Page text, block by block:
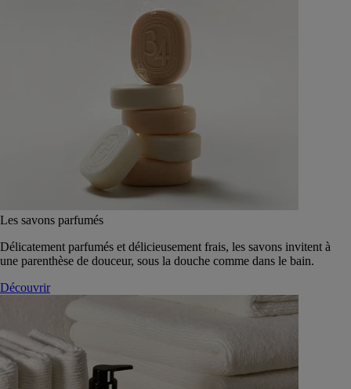
Les savons parfumés
Délicatement parfumés et délicieusement frais, les savons invitent à
une parenthèse de douceur, sous la douche comme dans le bain.
Découvrir